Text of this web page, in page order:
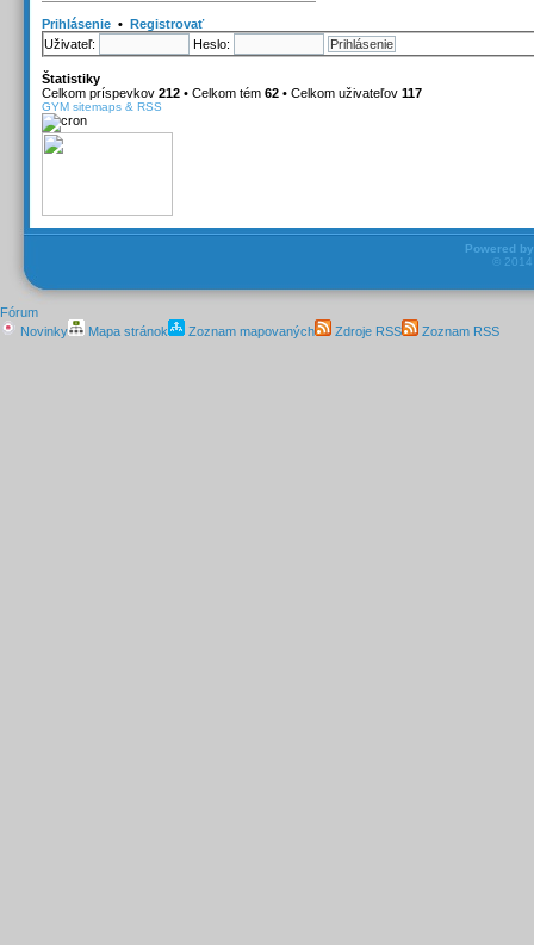
Prihlásenie • Registrovať
Uživateľ:
Heslo:
Štatistiky
Celkom príspevkov 212 • Celkom tém 62 • Celkom uživateľov 117
GYM sitemaps & RSS
Powered by
©
Fórum
Novinky
Mapa stránok Zoznam mapovaných Zdroje RSS Zoznam RSS